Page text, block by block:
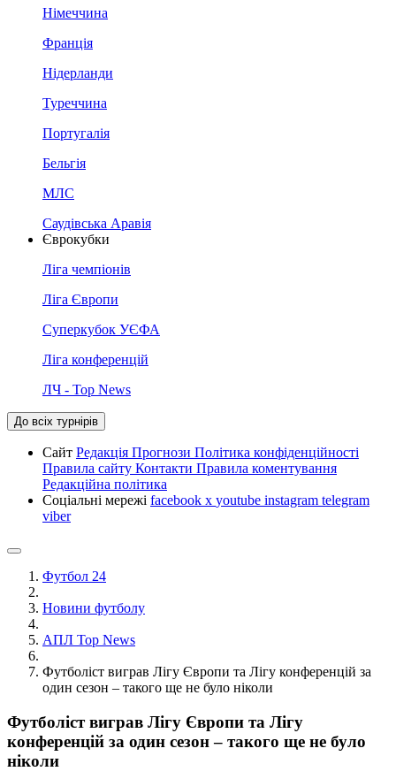
Німеччина
Франція
Нідерланди
Туреччина
Португалія
Бельгія
МЛС
Саудівська Аравія
Єврокубки
Ліга чемпіонів
Ліга Європи
Суперкубок УЄФА
Ліга конференцій
ЛЧ - Top News
До всіх турнірів
Сайт Редакція Прогнози Політика конфіденційності
Правила сайту Контакти Правила коментування
Редакційна політика
Соціальні мережі facebook x youtube instagram telegram
viber
Футбол 24
Новини футболу
АПЛ Top News
Футболіст виграв Лігу Європи та Лігу конференцій за
один сезон – такого ще не було ніколи
Футболіст виграв Лігу Європи та Лігу
конференцій за один сезон – такого ще не було
ніколи